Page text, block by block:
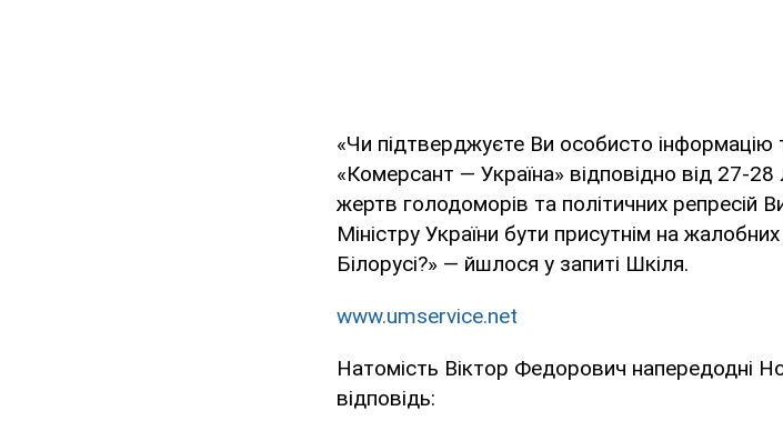
«Чи підтверджуєте Ви особисто інформацію
«Комерсант — Україна» відповідно від 27-
жертв голодоморів та політичних репресій
Міністру України бути присутнім на
Білорусі?» — йшлося у запиті Шкіля.
www.umservice.net
Натомість Віктор Федорович напередодні
відповідь: